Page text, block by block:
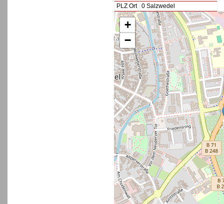
PLZ Ort
0 Salzwedel
+
−